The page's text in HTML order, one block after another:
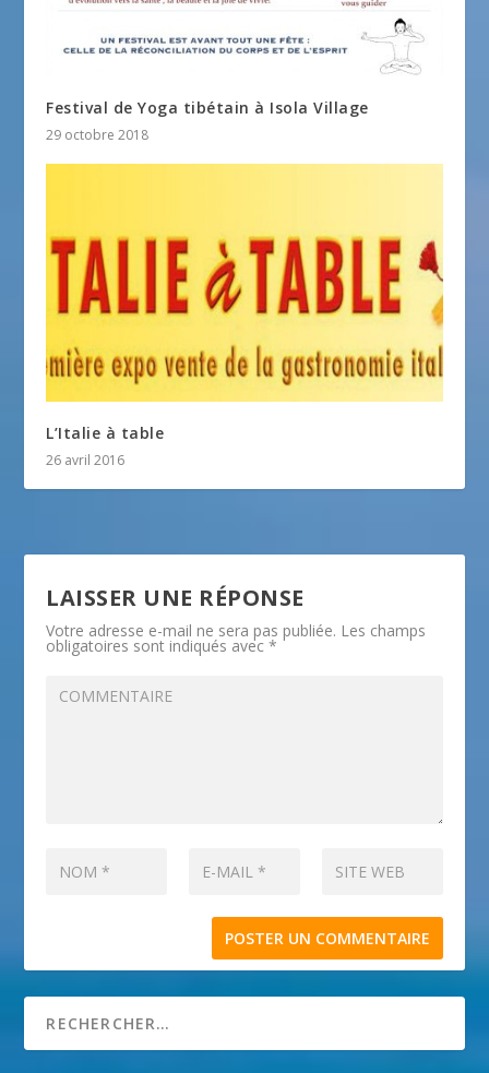
Festival de Yoga tibétain à Isola Village
29 octobre 2018
L’Italie à table
26 avril 2016
LAISSER UNE RÉPONSE
Votre adresse e-mail ne sera pas publiée. Les champs
obligatoires sont indiqués avec*